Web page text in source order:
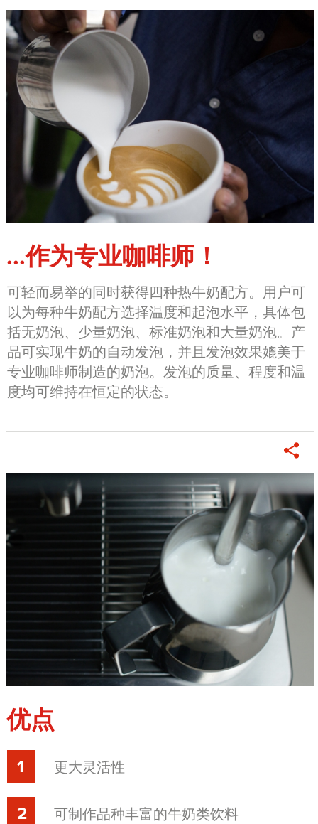
...作为专业咖啡师！
可轻而易举的同时获得四种热牛奶配方。用户可
以为每种牛奶配方选择温度和起泡水平，具体包
括无奶泡、少量奶泡、标准奶泡和大量奶泡。产
品可实现牛奶的自动发泡，并且发泡效果媲美于
专业咖啡师制造的奶泡。发泡的质量、程度和温
度均可维持在恒定的状态。
优点
更大灵活性
可制作品种丰富的牛奶类饮料